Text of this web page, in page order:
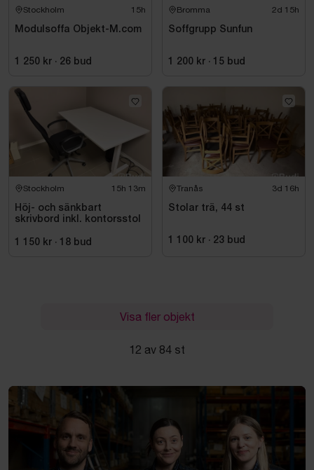
Stockholm 15h
Modulsoffa Objekt-M.com
1 250 kr · 26 bud
Bromma 2d 15h
Soffgrupp Sunfun
1 200 kr · 15 bud
Stockholm 15h 13m
Höj- och sänkbart
skrivbord inkl. kontorsstol
1 150 kr · 18 bud
Tranås 3d 16h
Stolar trä, 44 st
1 100 kr · 23 bud
Visa fler objekt
12 av 84 st